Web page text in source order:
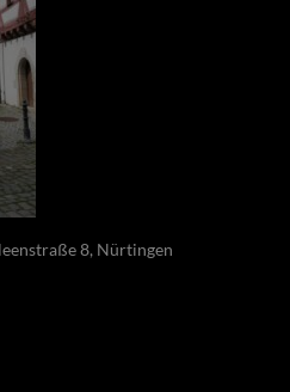
8, Nürtingen